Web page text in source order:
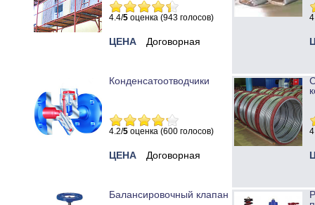
4.4/5 оценка (943 голосов)
ЦЕНА Договорная
Конденсатоотводчики
4.2/5 оценка (600 голосов)
ЦЕНА Договорная
Балансировочный клапан